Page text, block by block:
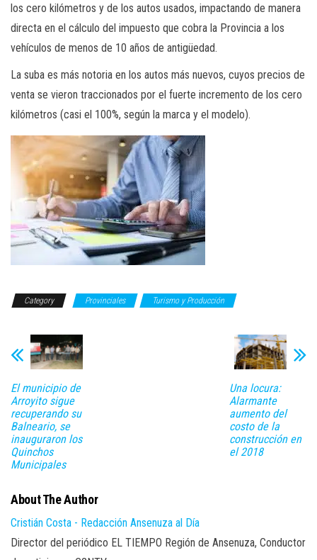
los cero kilómetros y de los autos usados, impactando de manera
directa en el cálculo del impuesto que cobra la Provincia a los
vehículos de menos de 10 años de antigüedad.
La suba es más notoria en los autos más nuevos, cuyos precios de
venta se vieron traccionados por el fuerte incremento de los cero
kilómetros (casi el 100%, según la marca y el modelo).
Category Provinciales Turismo y Producción
El municipio de
Arroyito sigue
recuperando su
Balneario, se
inauguraron los
Quinchos
Municipales
Una locura:
Alarmante
aumento del
costo de la
construcción en
el 2018
About The Author
Cristián Costa - Redacción Ansenuza al Día
Director del periódico EL TIEMPO Región de Ansenuza, Conductor